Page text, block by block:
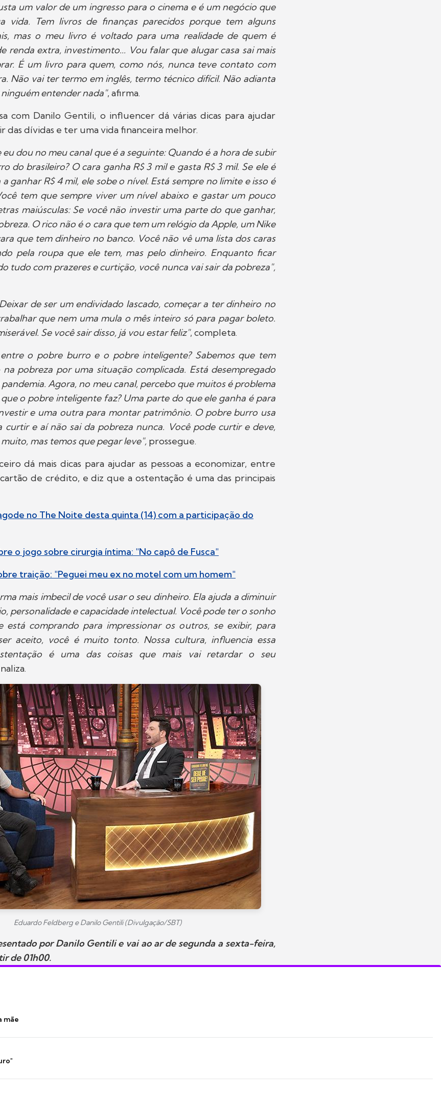
um valor de um ingresso para o cinema e é um negócio que
vida. Tem livros de finanças parecidos porque tem alguns
mas o meu livro é voltado para uma realidade de quem é
renda extra, investimento... Vou falar que alugar casa sai mais
É um livro para quem, como nós, nunca teve contato com
Não vai ter termo em inglês, termo técnico difícil. Não adianta
entender nada", afirma.
com Danilo Gentili, o influencer dá várias dicas para ajudar
das dívidas e ter uma vida financeira melhor.
eu dou no meu canal que é a seguinte: Quando é a hora de subir
do brasileiro? O cara ganha R$ 3 mil e gasta R$ 3 mil. Se ele é
ganhar R$ 4 mil, ele sobe o nível. Está sempre no limite e isso é
tem que sempre viver um nível abaixo e gastar um pouco
maiúsculas: Se você não investir uma parte do que ganhar,
O rico não é o cara que tem um relógio da Apple, um Nike
que tem dinheiro no banco. Você não vê uma lista dos caras
pela roupa que ele tem, mas pelo dinheiro. Enquanto ficar
tudo com prazeres e curtição, você nunca vai sair da pobreza",
de ser um endividado lascado, começar a ter dinheiro no
que nem uma mula o mês inteiro só para pagar boleto.
Se você sair disso, já vou estar feliz", completa.
o pobre burro e o pobre inteligente? Sabemos que tem
na pobreza por uma situação complicada. Está desempregado
Agora, no meu canal, percebo que muitos é problema
o pobre inteligente faz? Uma parte do que ele ganha é para
e uma outra para montar patrimônio. O pobre burro usa
curtir e aí não sai da pobreza nunca. Você pode curtir e deve,
mas temos que pegar leve", prossegue.
dá mais dicas para ajudar as pessoas a economizar, entre
de crédito, e diz que a ostentação é uma das principais
no The Noite desta quinta (14) com a participação do
o jogo sobre cirurgia íntima: "No capô de Fusca"
traição: "Peguei meu ex no motel com um homem"
mais imbecil de você usar o seu dinheiro. Ela ajuda a diminuir
personalidade e capacidade intelectual. Você pode ter o sonho
está comprando para impressionar os outros, se exibir, para
aceito, você é muito tonto. Nossa cultura, influencia essa
é uma das coisas que mais vai retardar o seu
Eduardo Feldberg e Danilo Gentili (Divulgação/SBT)
por Danilo Gentili e vai ao ar de segunda a sexta-feira,
de 01h00.
mãe